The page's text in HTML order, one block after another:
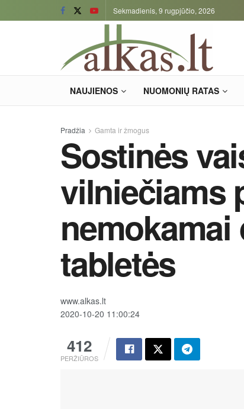
Sekmadienis, 9 rugpjūčio, 2026
NAUJIENOS NUOMONIŲ RATAS
Pradžia Gamta ir žmogus
Sostinės
vilniečiams
tabletės
www.alkas.lt
2020-10-20 11:00:24
412
PERŽIŪROS